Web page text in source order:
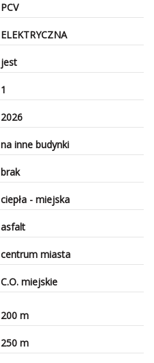
PCV
ELEKTRYCZNA
jest
1
2026
na inne budynki
brak
ciepła - miejska
asfalt
centrum miasta
C.O. miejskie
200 m
250 m